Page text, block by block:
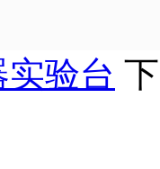
验台